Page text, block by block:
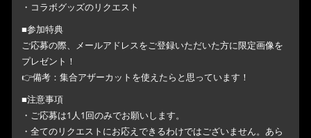
・コラボグッズのリクエスト
■参加特典
ご応募の際、メールアドレスをご登録いただいた方に限定画像を
プレゼント！
👉備考：集合アザーカットを使えたらと思っています！
■注意事項
・ご応募は1人1回のみでお願いします。
・全てのリクエストにお応えできるわけではございません。あら